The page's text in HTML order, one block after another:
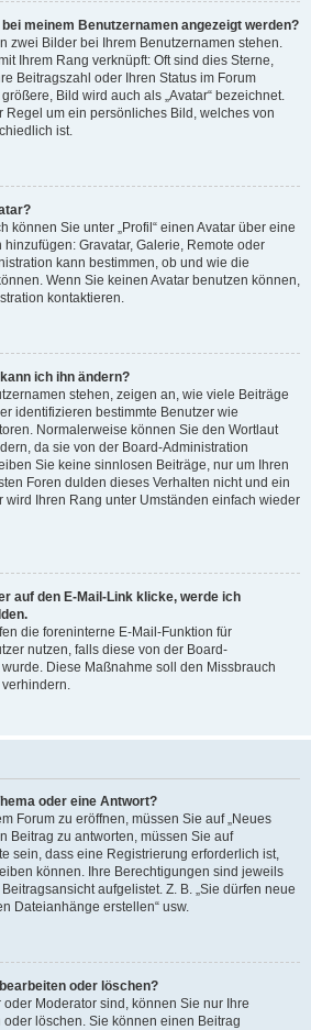
meinem Benutzernamen angezeigt werden?
zwei Bilder bei Ihrem Benutzernamen stehen.
Ihrem Rang verknüpft: Oft sind dies Sterne,
Beitragszahl oder Ihren Status im Forum
Bild wird auch als „Avatar“ bezeichnet.
Regel um ein persönliches Bild, welches von
ist.
können Sie unter „Profil“ einen Avatar über eine
Gravatar, Galerie, Remote oder
kann bestimmen, ob und wie die
Wenn Sie keinen Avatar benutzen können,
kontaktieren.
ich ihn ändern?
stehen, zeigen an, wie viele Beiträge
identifizieren bestimmte Benutzer wie
Normalerweise können Sie den Wortlaut
da sie von der Board-Administration
Sie keine sinnlosen Beiträge, nur um Ihren
Foren dulden dieses Verhalten nicht und ein
wird Ihren Rang unter Umständen einfach wieder
auf den E-Mail-Link klicke, werde ich
die foreninterne E-Mail-Funktion für
nutzen, falls diese von der Board-
Diese Maßnahme soll den Missbrauch
oder eine Antwort?
Forum zu eröffnen, müssen Sie auf „Neues
Beitrag zu antworten, müssen Sie auf
sein, dass eine Registrierung erforderlich ist,
können. Ihre Berechtigungen sind jeweils
aufgelistet. Z. B. „Sie dürfen neue
Dateianhänge erstellen“ usw.
oder löschen?
Moderator sind, können Sie nur Ihre
löschen. Sie können einen Beitrag